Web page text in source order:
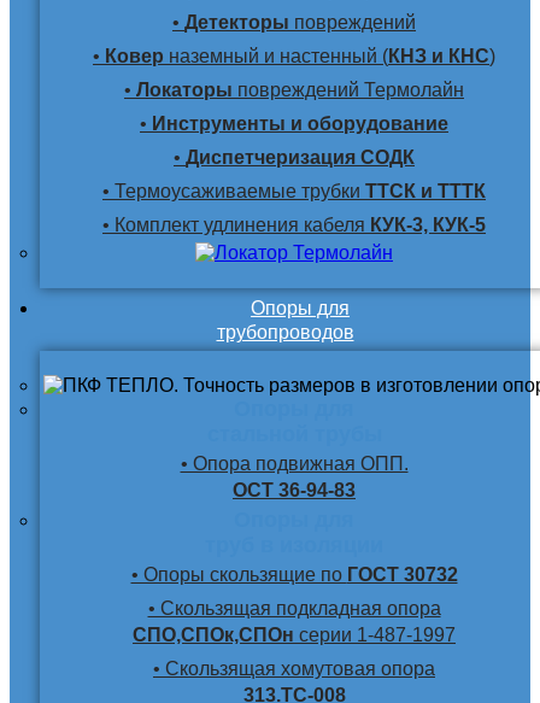
• Детекторы повреждений
• Ковер наземный и настенный (КНЗ и КНС)
• Локаторы повреждений Термолайн
• Инструменты и оборудование
• Диспетчеризация СОДК
• Термоусаживаемые трубки ТТСК и ТТТК
• Комплект удлинения кабеля КУК-3, КУК-5
Опоры для
трубопроводов
• Опора подвижная ОПП.
ОСТ 36-94-83
• Опоры скользящие по ГОСТ 30732
• Скользящая подкладная опора
СПО,СПОк,СПОн серии 1-487-1997
• Скользящая хомутовая опора
313.ТС-008